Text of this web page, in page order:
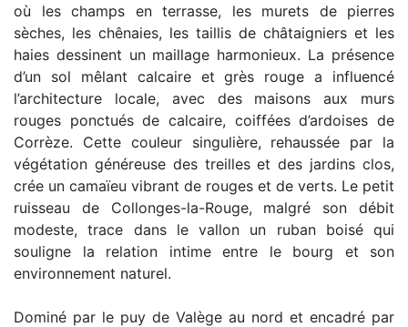
où les champs en terrasse, les murets de pierres
sèches, les chênaies, les taillis de châtaigniers et les
haies dessinent un maillage harmonieux. La présence
d’un sol mêlant calcaire et grès rouge a influencé
l’architecture locale, avec des maisons aux murs
rouges ponctués de calcaire, coiffées d’ardoises de
Corrèze. Cette couleur singulière, rehaussée par la
végétation généreuse des treilles et des jardins clos,
crée un camaïeu vibrant de rouges et de verts. Le petit
ruisseau de Collonges-la-Rouge, malgré son débit
modeste, trace dans le vallon un ruban boisé qui
souligne la relation intime entre le bourg et son
environnement naturel.
Dominé par le puy de Valège au nord et encadré par